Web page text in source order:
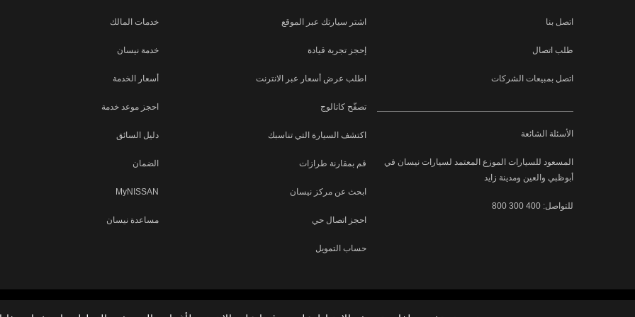
اتصل بنا
طلب اتصال
اتصل بمبيعات الشركات
الأسئلة الشائعة
المسعود للسيارات الموزع المعتمد لسيارات نيسان في
أبوظبي والعين ومدينة زايد
للتواصل: 400 300 800
اشتر سيارتك عبر الموقع
إحجز تجربة قيادة
اطلب عرض أسعار عبر الانترنت
تصفّح كاتالوج
اكتشف السيارة التي تناسبك
قم بمقارنة طرازات
ابحث عن مركز نيسان
احجز اتصال حي
حساب التمويل
خدمات المالك
خدمة نيسان
أسعار الخدمة
احجز موعد خدمة
دليل السائق
الضمان
MyNISSAN
مساعدة نيسان